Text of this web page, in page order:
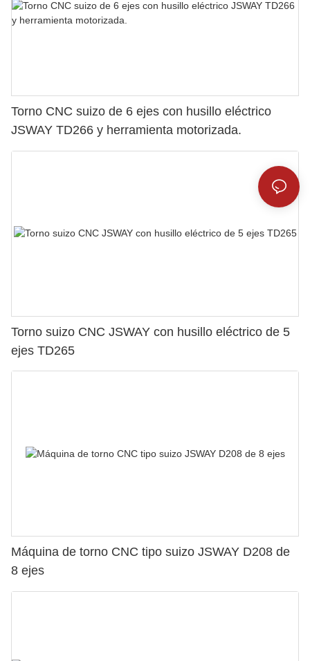
Torno CNC suizo de 6 ejes con husillo eléctrico
JSWAY TD266 y herramienta motorizada.
Torno suizo CNC JSWAY con husillo eléctrico de 5
ejes TD265
Máquina de torno CNC tipo suizo JSWAY D208 de
8 ejes